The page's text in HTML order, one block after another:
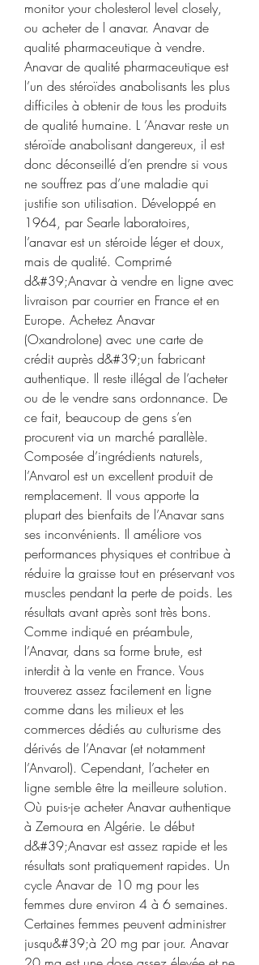
monitor your cholesterol level closely,
ou acheter de l anavar. Anavar de
qualité pharmaceutique à vendre.
Anavar de qualité pharmaceutique est
l’un des stéroïdes anabolisants les plus
difficiles à obtenir de tous les produits
de qualité humaine. L ’Anavar reste un
stéroïde anabolisant dangereux, il est
donc déconseillé d’en prendre si vous
ne souffrez pas d’une maladie qui
justifie son utilisation. Développé en
1964, par Searle laboratoires,
l’anavar est un stéroide léger et doux,
mais de qualité. Comprimé
d&#39;Anavar à vendre en ligne avec
livraison par courrier en France et en
Europe. Achetez Anavar
(Oxandrolone) avec une carte de
crédit auprès d&#39;un fabricant
authentique. Il reste illégal de l’acheter
ou de le vendre sans ordonnance. De
ce fait, beaucoup de gens s’en
procurent via un marché parallèle.
Composée d’ingrédients naturels,
l’Anvarol est un excellent produit de
remplacement. Il vous apporte la
plupart des bienfaits de l’Anavar sans
ses inconvénients. Il améliore vos
performances physiques et contribue à
réduire la graisse tout en préservant vos
muscles pendant la perte de poids. Les
résultats avant après sont très bons.
Comme indiqué en préambule,
l’Anavar, dans sa forme brute, est
interdit à la vente en France. Vous
trouverez assez facilement en ligne
comme dans les milieux et les
commerces dédiés au culturisme des
dérivés de l’Anavar (et notamment
l’Anvarol). Cependant, l’acheter en
ligne semble être la meilleure solution.
Où puis-je acheter Anavar authentique
à Zemoura en Algérie. Le début
d&#39;Anavar est assez rapide et les
résultats sont pratiquement rapides. Un
cycle Anavar de 10 mg pour les
femmes dure environ 4 à 6 semaines.
Certaines femmes peuvent administrer
jusqu&#39;à 20 mg par jour. Anavar